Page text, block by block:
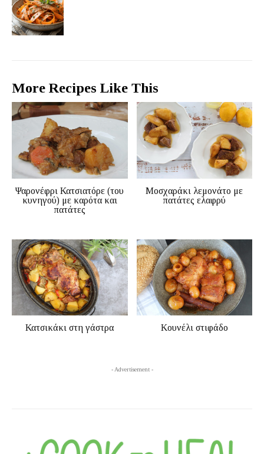
More Recipes Like This
Ψαρονέφρι Κατσιατόρε (του
κυνηγού) με καρότα και
πατάτες
Μοσχαράκι λεμονάτο με
πατάτες ελαφρύ
Κατσικάκι στη γάστρα Κουνέλι στιφάδο
- Advertisement -